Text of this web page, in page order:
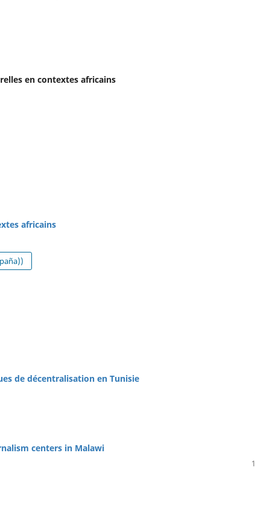
en contextes africains
africains
de décentralisation en Tunisie
centers in Malawi